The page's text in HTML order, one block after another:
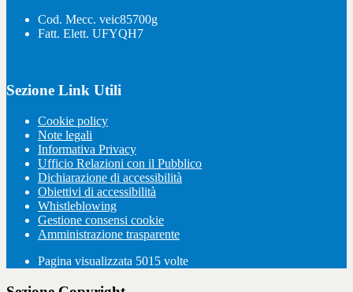
Cod. Mecc. veic85700g
Fatt. Elett. UFYQH7
Sezione Link Utili
Cookie policy
Note legali
Informativa Privacy
Ufficio Relazioni con il Pubblico
Dichiarazione di accessibilità
Obiettivi di accessibilità
Whistleblowing
Gestione consensi cookie
Amministrazione trasparente
Pagina visualizzata 5015 volte